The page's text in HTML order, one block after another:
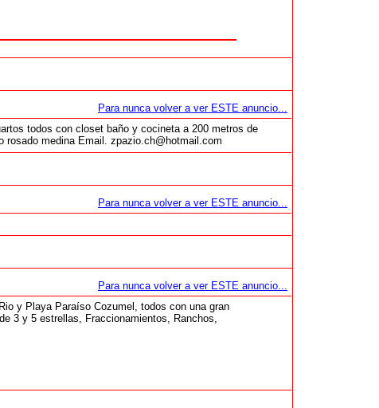
Para nunca volver a ver ESTE anuncio...
todos con closet baño y cocineta a 200 metros de
rosado medina Email. zpazio.ch@hotmail.com
Para nunca volver a ver ESTE anuncio...
Para nunca volver a ver ESTE anuncio...
y Playa Paraíso Cozumel, todos con una gran
3 y 5 estrellas, Fraccionamientos, Ranchos,